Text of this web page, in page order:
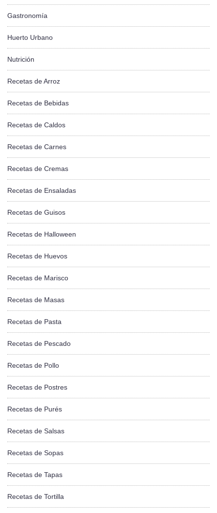
Gastronomía
Huerto Urbano
Nutrición
Recetas de Arroz
Recetas de Bebidas
Recetas de Caldos
Recetas de Carnes
Recetas de Cremas
Recetas de Ensaladas
Recetas de Guisos
Recetas de Halloween
Recetas de Huevos
Recetas de Marisco
Recetas de Masas
Recetas de Pasta
Recetas de Pescado
Recetas de Pollo
Recetas de Postres
Recetas de Purés
Recetas de Salsas
Recetas de Sopas
Recetas de Tapas
Recetas de Tortilla